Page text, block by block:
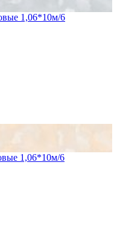
1,06*10м/6
1,06*10м/6